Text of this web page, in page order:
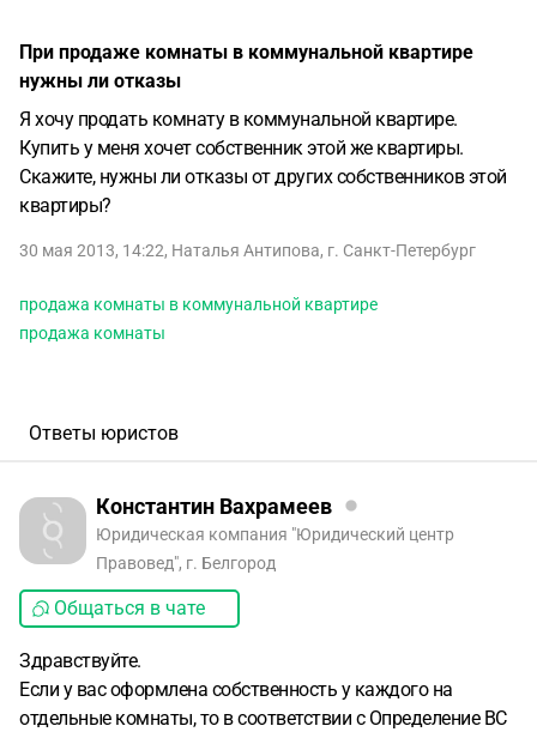
При продаже комнаты в коммунальной квартире
нужны ли отказы
Я хочу продать комнату в коммунальной квартире.
Купить у меня хочет собственник этой же квартиры.
Скажите, нужны ли отказы от других собственников этой
квартиры?
30 мая 2013, 14:22, Наталья Антипова, г. Санкт-Петербург
продажа комнаты в коммунальной квартире
продажа комнаты
Ответы юристов
Константин Вахрамеев
Юридическая компания "Юридический центр
Правовед", г. Белгород
Общаться в чате
Здравствуйте.
Если у вас оформлена собственность у каждого на
отдельные комнаты, то в соответствии с Определение ВС